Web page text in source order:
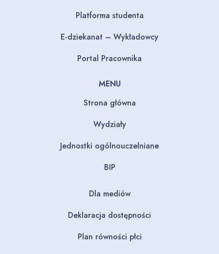
Platforma studenta
E-dziekanat – Wykładowcy
Portal Pracownika
MENU
Strona główna
Wydziały
Jednostki ogólnouczelniane
BIP
Dla mediów
Deklaracja dostępności
Plan równości płci